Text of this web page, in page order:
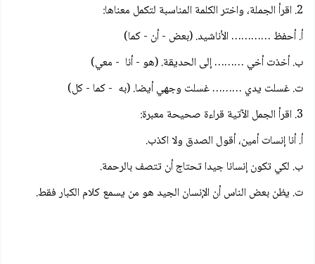
2. اقرأ الجملة، واختر الكلمة المناسبة لتكمل معناها:
أ. أحفظ ………… الأناشيد. (بعض - أن - كما)
ب. أخذت أخي ……… إلى الحديقة. (هو - أنا - معي)
ت. غسلت يدي ……… غسلت وجهي أيضا. (به - كما - كل)
3. اقرأ الجمل الآتية قراءة صحيحة معبرة:
أ. أنا إنسات أمين، أقول الصدق ولا اكذب.
ب. لكي تكون إنسانا جيدا تحتاج أن تتصف بالرحمة.
ت. يظن بعض الناس أن الإنسان الجيد هو من يسمع كلام الكبار فقط.